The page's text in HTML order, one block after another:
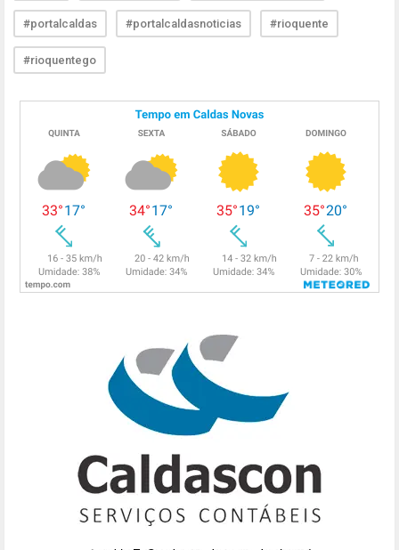
#portalcaldas #portalcaldasnoticias #rioquente
#rioquentego